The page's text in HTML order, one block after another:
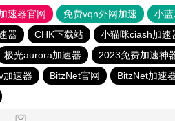
速器官网 免费vqn外网加速 小
器 CHK下载站 小猫咪ciash加速
极光aurora加速器 2023免费加速神
加速器 BitzNet官网 BitzNet加速